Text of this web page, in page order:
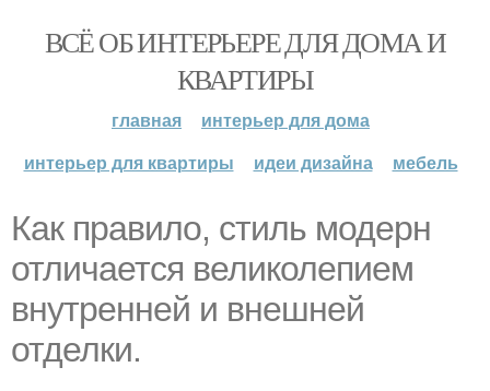
ВСЁ ОБ ИНТЕРЬЕРЕ ДЛЯ ДОМА И
КВАРТИРЫ
главная
интерьер для дома
интерьер для квартиры
идеи дизайна мебель
Как правило, стиль модерн
отличается великолепием
внутренней и внешней
отделки.